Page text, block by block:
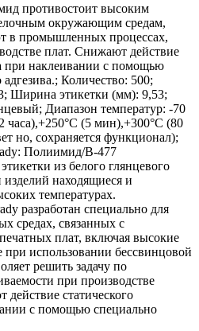
противостоит высоким
окружающим средам,
в промышленных процессах,
плат. Cнижают действие
при наклеивании с помощью
Количество: 500;
Ширина этикетки (мм): 9,53;
Диапазон температур: -70
часа),+250°С (5 мин),+300°С (80
но, сохраняется функционал);
Полиимид/В-477
из белого глянцевого
находящиеся и
температурах.
разработан специально для
средах, связанных с
плат, включая высокие
использовании бессвинцовой
решить задачу по
при производстве
статического
с помощью специально